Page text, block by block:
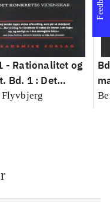
- Rationalitet og
Bd. 1 : Det
videnskab
Flyvbjerg